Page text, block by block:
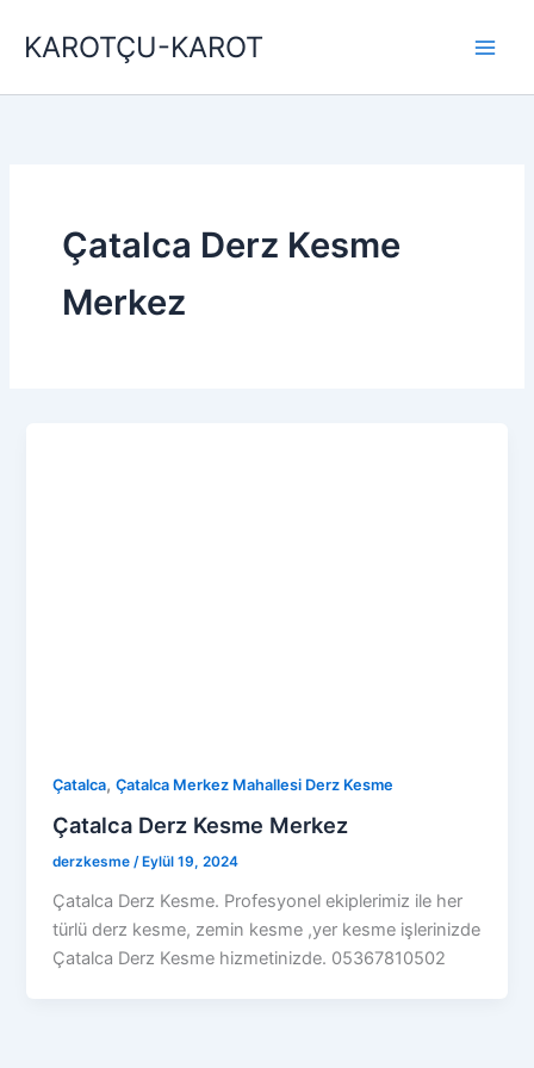
atlaKAROTÇU-KAROT
Çatalca Derz Kesme
Merkez
Çatalca,Çatalca Merkez Mahallesi Derz Kesme
Çatalca Derz Kesme Merkez
derzkesme/ Eylül 19, 2024
Çatalca Derz Kesme. Profesyonel ekiplerimiz ile her
türlü derz kesme, zemin kesme ,yer kesme işlerinizde
Çatalca Derz Kesme hizmetinizde. 05367810502